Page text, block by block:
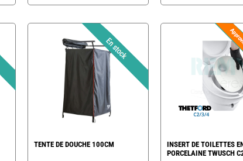
TENTE DE DOUCHE 100CM
INSERT DE TOILETTES
PORCELAINE TWUSCH